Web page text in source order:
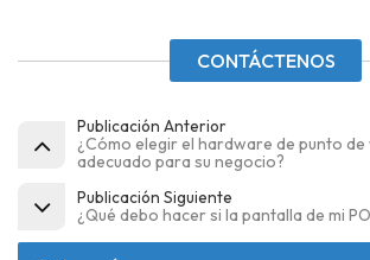
CONTÁCTENOS
Publicación Anterior
¿Cómo elegir el hardware de punto de
adecuado para su negocio?
Publicación Siguiente
¿Qué debo hacer si la pantalla de mi